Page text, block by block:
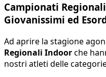
Campionati
Giovanissimi ed
Ad aprire la stagione
Regionali Indoorche
nostri atleti delle